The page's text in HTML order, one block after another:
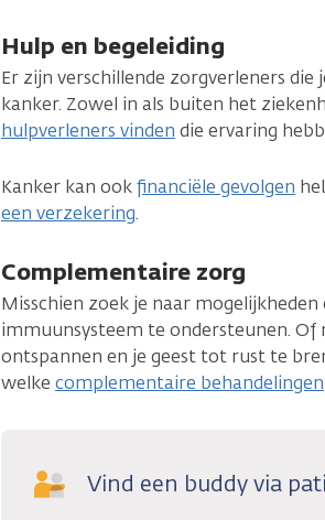
Hulp en begeleiding
Er zijn verschillende zorgverleners
kanker. Zowel in als buiten het
hulpverleners vinden die ervaring
Kanker kan ookfinanciële gevolgen
een verzekering.
Complementaire zorg
Misschien zoek je naar
immuunsysteem te ondersteunen.
ontspannen en je geest tot rust te
welke complementaire behandelingen
Vind een buddy via